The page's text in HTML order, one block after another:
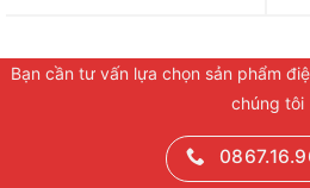
Bạn cần tư vấn lựa chọn sản phẩm
chúng tôi